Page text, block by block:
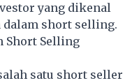
yang dikenal
short selling.
Short Selling
satu short seller